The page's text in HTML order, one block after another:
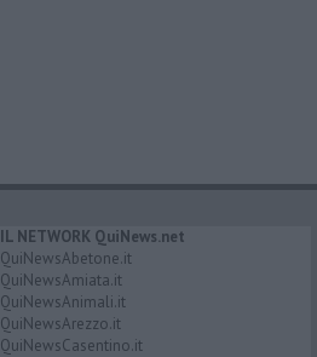
IL NETWORK QuiNews.net
QuiNewsAbetone.it
QuiNewsAmiata.it
QuiNewsAnimali.it
QuiNewsArezzo.it
QuiNewsCasentino.it